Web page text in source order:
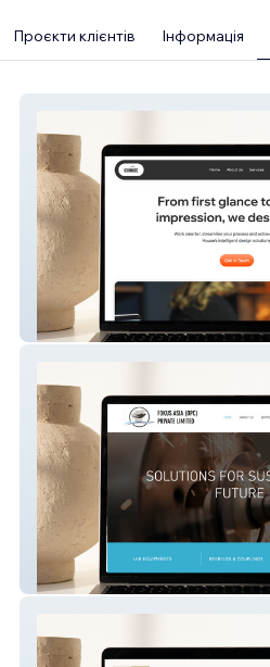
Проєкти клієнтів Інформація
The UX House
Fokus Asia